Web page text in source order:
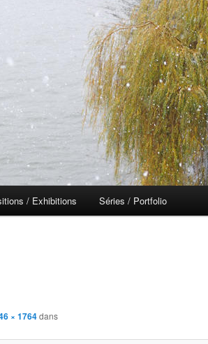
/ Exhibitions Séries / Portfolio
× 1764dans